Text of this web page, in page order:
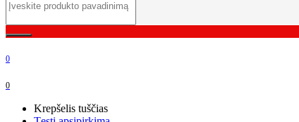
0
0
Krepšelis tuščias